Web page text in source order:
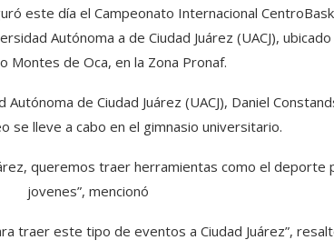
este día el Campeonato Internacional
Autónoma a de Ciudad Juárez (UACJ),
Montes de Oca, en la Zona Pronaf.
de Ciudad Juárez (UACJ), Daniel
se lleve a cabo en el gimnasio universitario.
queremos traer herramientas como el deporte
jovenes”, mencionó
traer este tipo de eventos a Ciudad Juárez”,